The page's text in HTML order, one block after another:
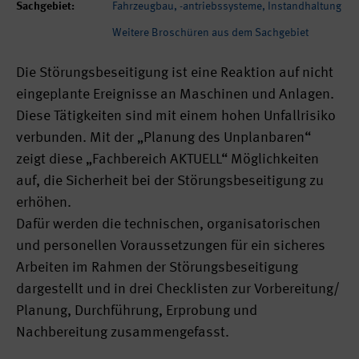
Sachgebiet:
Fahrzeugbau, -antriebssysteme, Instandhaltung
Weitere Broschüren aus dem Sachgebiet
Die Störungsbeseitigung ist eine Reaktion auf nicht
eingeplante Ereignisse an Maschinen und Anlagen.
Diese Tätigkeiten sind mit einem hohen Unfallrisiko
verbunden. Mit der „Planung des Unplanbaren“
zeigt diese „Fachbereich AKTUELL“ Möglichkeiten
auf, die Sicherheit bei der Störungsbeseitigung zu
erhöhen.
Dafür werden die technischen, organisatorischen
und personellen Voraussetzungen für ein sicheres
Arbeiten im Rahmen der Störungsbeseitigung
dargestellt und in drei Checklisten zur Vorbereitung/
Planung, Durchführung, Erprobung und
Nachbereitung zusammengefasst.